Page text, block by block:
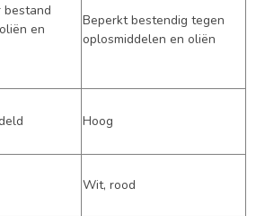
bestand
en
Beperkt bestendig tegen
oplosmiddelen en oliën
Hoog
Wit, rood